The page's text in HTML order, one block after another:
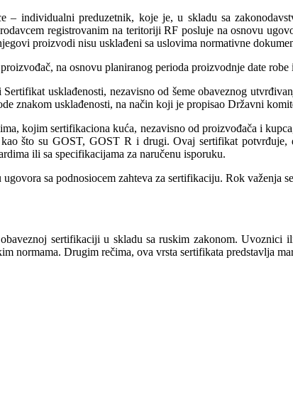
individualni preduzetnik, koje je, u skladu sa
registrovanim na teritoriji RF posluje na osnovu
proizvodi nisu usklađeni sa uslovima normativne
na osnovu planiranog perioda proizvodnje date
usklađenosti, nezavisno od šeme obaveznog
znakom usklađenosti, na način koji je propisao Državni
kojim sertifikaciona kuća, nezavisno od proizvođača i
što su GOST, GOST R i drugi. Ovaj sertifikat potvrđuje,
ili sa specifikacijama za naručenu isporuku.
sa podnosiocem zahteva za sertifikaciju. Rok važenja
sertifikaciji u skladu sa ruskim zakonom.
normama. Drugim rečima, ova vrsta sertifikata predstavlja